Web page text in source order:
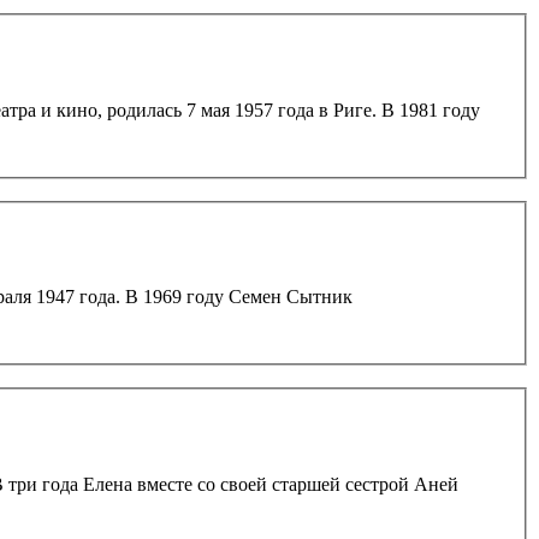
родилась 7 мая 1957 года в Риге. В 1981 году
Семен Сытник